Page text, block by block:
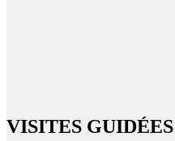
VISITES GUIDÉES